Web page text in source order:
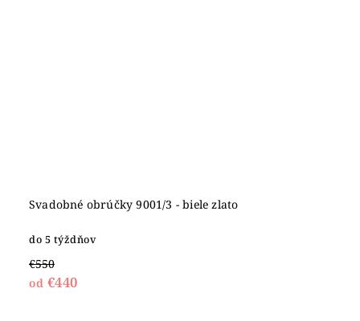
Svadobné obrúčky 9001/3 - biele zlato
do 5 týždňov
€550
od €440